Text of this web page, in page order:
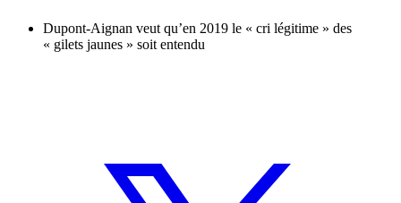
Dupont-Aignan veut qu’en 2019 le « cri légitime » des
« gilets jaunes » soit entendu